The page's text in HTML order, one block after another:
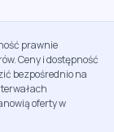
prawnie
Ceny i dostępność
bezpośrednio na
oferty w